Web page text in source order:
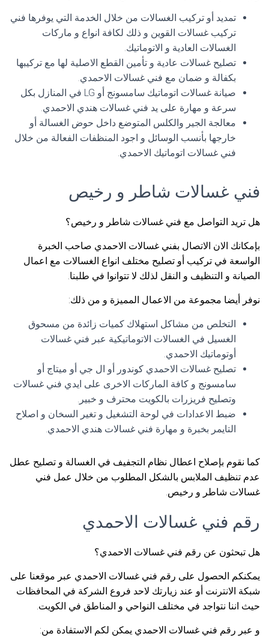
تمديد أو تركيب الغسالات من خلال الخدمة التي يوفرها فني
تركيب غسالات القوين و ذلك لكافة انواع و ماركات
الغسالات العادية و الاتوماتيك.
تصليح غسالات عادية و تأمين القطع الاصلية لها مع تركيبها
بكفالة و ضمان مع فني غسالات الاحمدي.
صيانة غسالات اتوماتيك سامسونج أو LG في المنازل بكل
سرعة و مهارة على يد فني غسالات هندي الاحمدي.
معالجة الجير والكلس المتوضع داخل حوض الغسالة أو
خارجها بأنسب الوسائل و اجود المنظفات الفعالة من خلال
فني غسالات اتوماتيك الاحمدي.
فني غسالات شاطر و رخيص
هل تريد التواصل مع فني غسالات شاطر و رخيص؟
بإمكانك الان الاتصال بفني غسالات الاحمدي صاحب الخبرة
الواسعة في تركيب أو تصليح مختلف انواع الغسالات مع اعمال
الصيانة و التنظيف و النقل لذلك لا تتوانوا في طلبنا.
نوفر أيضا مجموعة من الاعمال المميزة و من ذلك:
التخلص من مشاكل استهلاك كميات زائدة من مسحوق
الغسيل في الغسالات الاتوماتيكية عبر فني غسالات
أوتوماتيك الاحمدي.
تصليح غسالات الاحمدي كوندور أو ال جي أو ميتاج أو
سامسونج و كافة الماركات الاخرى على ايدي فني غسالات
وتصليح فريزرات بالكويت محترف و خبير.
ضبط الاعدادات في لوحة التشغيل و تغير السخان و اصلاح
التايمر بخبرة و مهارة فني غسالات هندي الاحمدي.
كما نقوم بإصلاح اعطال نظام التجفيف في الغسالة و تصليح عطل
عدم تنظيف الملابس بالشكل المطلوب من خلال عمل فني
غسالات شاطر و رخيص.
رقم فني غسالات الاحمدي
هل تبحثون عن رقم فني غسالات الاحمدي؟
يمكنكم الحصول على رقم فني غسالات الاحمدي عبر موقعنا على
شبكة الانترنت أو عند زيارتك لاحد فروع الشركة في المحافظات
حيث اننا نتواجد في مختلف النواحي و المناطق في الكويت.
و عبر رقم فني غسالات الاحمدي يمكن لكم الاستفادة من: